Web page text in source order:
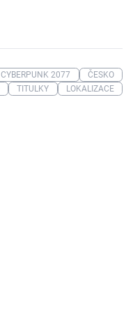
CYBERPUNK 2077
ČESKO
TITULKY LOKALIZACE